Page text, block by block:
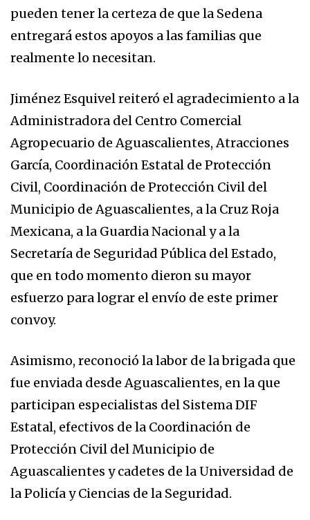
pueden tener la certeza de que la Sedena
entregará estos apoyos a las familias que
realmente lo necesitan.
Jiménez Esquivel reiteró el agradecimiento a la
Administradora del Centro Comercial
Agropecuario de Aguascalientes, Atracciones
García, Coordinación Estatal de Protección
Civil, Coordinación de Protección Civil del
Municipio de Aguascalientes, a la Cruz Roja
Mexicana, a la Guardia Nacional y a la
Secretaría de Seguridad Pública del Estado,
que en todo momento dieron su mayor
esfuerzo para lograr el envío de este primer
convoy.
Asimismo, reconoció la labor de la brigada que
fue enviada desde Aguascalientes, en la que
participan especialistas del Sistema DIF
Estatal, efectivos de la Coordinación de
Protección Civil del Municipio de
Aguascalientes y cadetes de la Universidad de
la Policía y Ciencias de la Seguridad.